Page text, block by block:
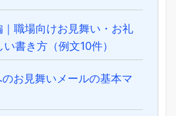
職場向けお見舞い・お礼
書き方（例文10件）
お見舞いメールの基本マ